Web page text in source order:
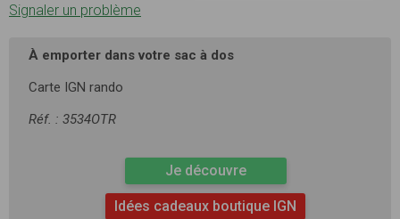
Signaler un problème
À emporter dans votre sac à dos
Carte IGN rando
Réf. : 3534OTR
Je découvre
Idées cadeaux boutique IGN